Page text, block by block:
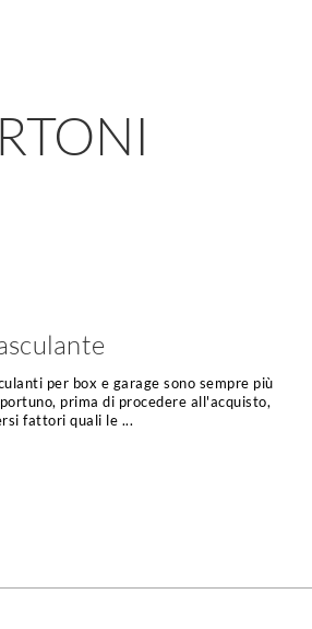
per box e garage sono sempre più
prima di procedere all'acquisto,
fattori quali le ...